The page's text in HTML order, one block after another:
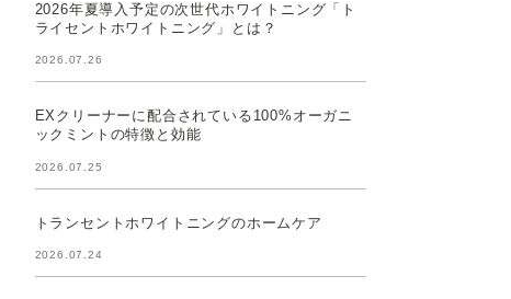
2026年夏導入予定の次世代ホワイトニング「ト
ライセントホワイトニング」とは？
2026.07.26
EXクリーナーに配合されている100%オーガニ
ックミントの特徴と効能
2026.07.25
トランセントホワイトニングのホームケア
2026.07.24